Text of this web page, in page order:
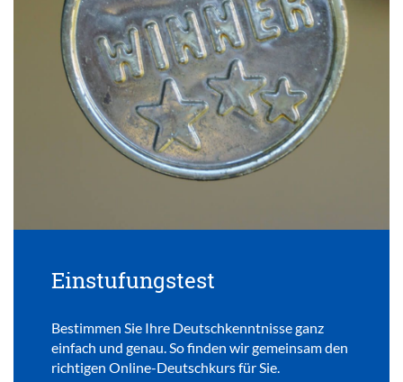
Einstufungstest
Bestimmen Sie Ihre Deutschkenntnisse ganz
einfach und genau. So finden wir gemeinsam den
richtigen Online-Deutschkurs für Sie.